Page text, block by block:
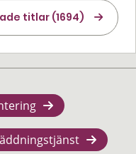
titlar (1694)